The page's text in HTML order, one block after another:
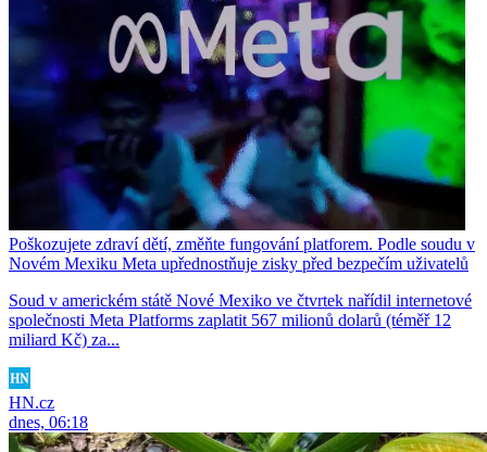
Poškozujete zdraví dětí, změňte fungování platforem. Podle soudu v
Novém Mexiku Meta upřednostňuje zisky před bezpečím uživatelů
Soud v americkém státě Nové Mexiko ve čtvrtek nařídil internetové
společnosti Meta Platforms zaplatit 567 milionů dolarů (téměř 12
miliard Kč) za...
HN.cz
dnes, 06:18